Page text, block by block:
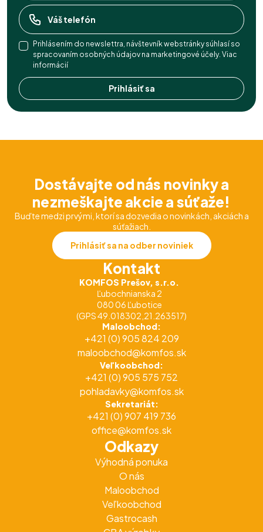
Prihlásením do newslettra, návštevník webstránky súhlasí so
spracovaním osobných údajov na marketingové účely. Viac
informácií
Prihlásiť sa
Kontakt
KOMFOS Prešov, s.r.o.
Ľubochnianska 2
080 06 Ľubotice
(GPS 49.018302,21.263517)
Maloobchod:
+421 (0) 905 824 209
maloobchod@komfos.sk
Veľkoobchod:
+421 (0) 905 575 752
pohladavky@komfos.sk
Sekretariát:
+421 (0) 907 419 736
office@komfos.sk
Odkazy
Výhodná ponuka
O nás
Maloobchod
Veľkoobchod
Gastrocash
Dostávajte od nás novinky a
nezmeškajte akcie a súťaže!
Buďte medzi prvými, ktorí sa dozvedia o novinkách, akciách a
súťažiach.
Prihlásiť sa na odber noviniek